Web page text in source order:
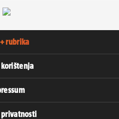
rubrika
privatnosti